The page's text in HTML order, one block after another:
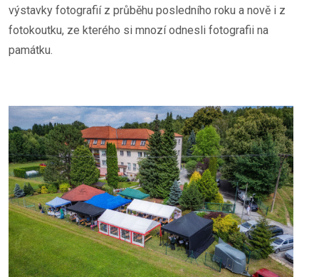
výstavky fotografií z průběhu posledního roku a nově i z
fotokoutku, ze kterého si mnozí odnesli fotografii na
památku.